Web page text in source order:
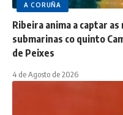
A CORUÑA
Ribeira anima a captar
submarinas co quinto
de Peixes
4 de Agosto de 2026